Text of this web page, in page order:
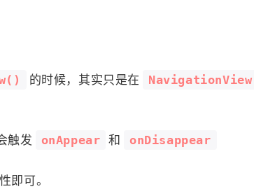
的时候，其实只是在 NavigationView
触发 onAppear 和 onDisappear
即可。